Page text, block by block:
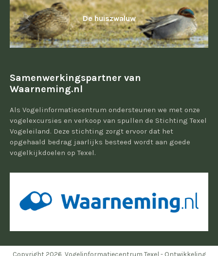
De huiszwaluw
Samenwerkingspartner van
Waarneming.nl
Als Vogelinformatiecentrum ondersteunen we met onze
vogelexcursies en verkoop van spullen de Stichting Texel
Vogeleiland. Deze stichting zorgt ervoor dat het
opgehaald bedrag jaarlijks besteed wordt aan goede
vogelkijkdoelen op Texel.
Copyright 2026, Vogelinformatiecentrum Texel - Ontwikkeling